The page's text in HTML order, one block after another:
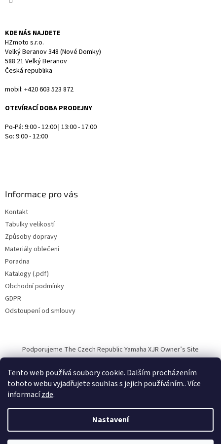
Tento web používá soubory cookie. Dalším procházením
tohoto webu vyjadřujete souhlas s jejich používáním.. Více
informacízde.
Nastavení
KDE NÁS NAJDETE
HZmoto s.r.o.
Velký Beranov 348 (Nové Domky)
588 21 Velký Beranov
Česká republika
mobil: +420 603 523 872
OTEVÍRACÍ DOBA PRODEJNY
Po-Pá: 9:00 - 12:00 | 13:00 - 17:00
So: 9:00 - 12:00
Informace pro vás
Kontakt
Tabulky velikostí
Způsoby dopravy
Materiály oblečení
Poradna
Katalogy (.pdf)
Obchodní podmínky
GDPR
Odstoupení od smlouvy
Podporujeme The Czech Republic Yamaha XJR Owner’s Site